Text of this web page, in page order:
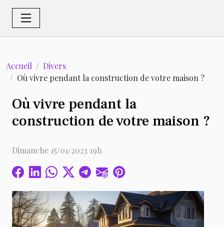
Accueil
Divers
Où vivre pendant la construction de votre maison ?
Où vivre pendant la
construction de votre maison ?
Dimanche 15/01/2023 19h